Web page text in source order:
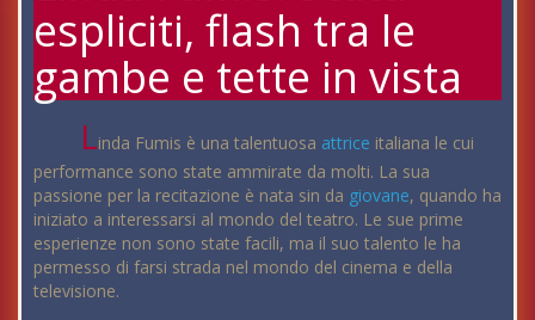
espliciti, flash tra le
gambe e tette in vista
Linda Fumis è una talentuosa attrice italiana le cui
performance sono state ammirate da molti. La sua
passione per la recitazione è nata sin da giovane, quando ha
iniziato a interessarsi al mondo del teatro. Le sue prime
esperienze non sono state facili, ma il suo talento le ha
permesso di farsi strada nel mondo del cinema e della
televisione.